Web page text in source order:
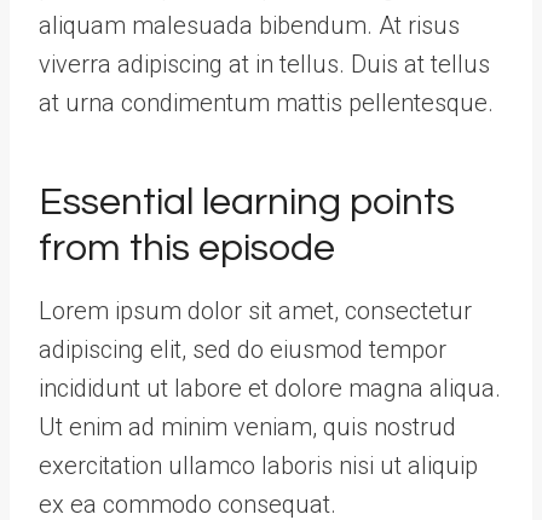
aliquam malesuada bibendum. At risus
viverra adipiscing at in tellus. Duis at tellus
at urna condimentum mattis pellentesque.
Essential learning points
from this episode
Lorem ipsum dolor sit amet, consectetur
adipiscing elit, sed do eiusmod tempor
incididunt ut labore et dolore magna aliqua.
Ut enim ad minim veniam, quis nostrud
exercitation ullamco laboris nisi ut aliquip
ex ea commodo consequat.